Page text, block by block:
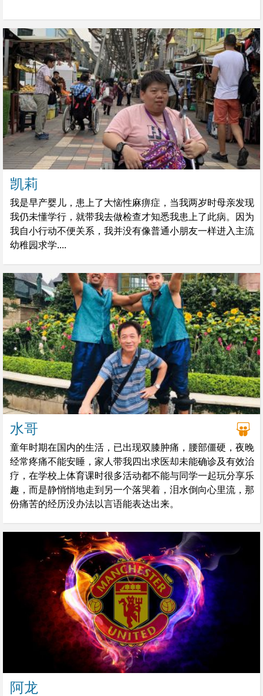
凯莉
我是早产婴儿，患上了大恼性麻痹症，当我两岁时母亲发现
我仍未懂学行，就带我去做检查才知悉我患上了此病。因为
我自小行动不便关系，我并没有像普通小朋友一样进入主流
幼稚园求学....
水哥
童年时期在国内的生活，已出现双膝肿痛，腰部僵硬，夜晚
经常疼痛不能安睡，家人带我四出求医却未能确诊及有效治
疗，在学校上体育课时很多活动都不能与同学一起玩分享乐
趣，而是静悄悄地走到另一个落哭着，泪水倒向心里流，那
份痛苦的经历没办法以言语能表达出来。
阿龙